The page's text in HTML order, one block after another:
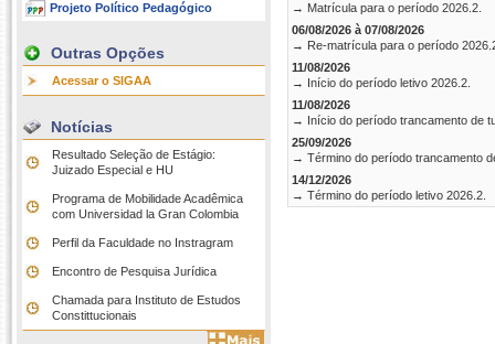
Projeto Político Pedagógico
Outras Opções
Acessar o SIGAA
Notícias
Resultado Seleção de Estágio:
Juizado Especial e HU
Programa de Mobilidade Acadêmica
com Universidad la Gran Colombia
Perfil da Faculdade no Instragram
Encontro de Pesquisa Jurídica
Chamada para Instituto de Estudos
Constittucionais
→ Matrícula para o período 2026.2.
06/08/2026 à 07/08/2026
→ Re-matrícula para o período
11/08/2026
→ Início do período letivo 2026.2.
11/08/2026
→ Início do período trancamento de
25/09/2026
→ Término do período trancamento
14/12/2026
→ Término do período letivo 2026.2.